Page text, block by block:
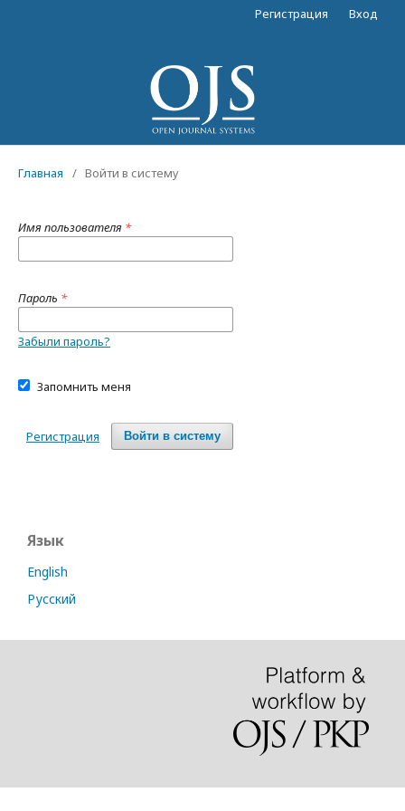
Регистрация Вход
Главная / Войти в систему
Имя пользователя *
Пароль *
Забыли пароль?
Запомнить меня
Войти в систему
Регистрация
Язык
English
Русский